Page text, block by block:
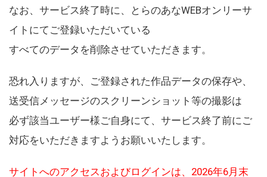
なお、サービス終了時に、とらのあなWEBオンリーサ
イトにてご登録いただいている
すべてのデータを削除させていただきます。
恐れ入りますが、ご登録された作品データの保存や、
送受信メッセージのスクリーンショット等の撮影は
必ず該当ユーザー様ご自身にて、サービス終了前にご
対応をいただきますようお願いいたします。
サイトへのアクセスおよびログインは、2026年6月末